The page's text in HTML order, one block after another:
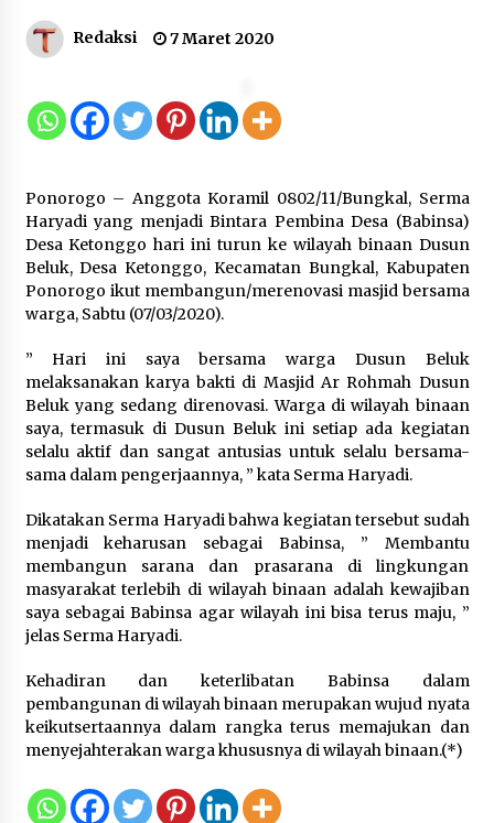
Tigaraksa, Semarakkan HUT RI
7 Agustus 2026
Lapas Banjar Tanam 200 Pohon
Cabai Dukung Program Ketahanan
Pangan
7 Agustus 2026
Terungkap Ada Transisi Panjang
Pengelolaan , Perumdam TKR
Didesak Transparan
7 Agustus 2026
Dorong Angka Partisipasi Sekolah
Terus Meningkat
7 Agustus 2026
Kelompok 83 Laksanakan
Pendampingan Pembuatan Spanduk
Sebagai Upaya Memperkuat
Pemasaran UMKM di Desa Cempaka
6 Agustus 2026
Redaksi 7 Maret 2020
Ponorogo – Anggota Koramil 0802/11/Bungkal, Serma
Haryadi yang menjadi Bintara Pembina Desa (Babinsa)
Desa Ketonggo hari ini turun ke wilayah binaan Dusun
Beluk, Desa Ketonggo, Kecamatan Bungkal, Kabupaten
Ponorogo ikut membangun/merenovasi masjid bersama
warga, Sabtu (07/03/2020).
” Hari ini saya bersama warga Dusun Beluk
melaksanakan karya bakti di Masjid Ar Rohmah Dusun
Beluk yang sedang direnovasi. Warga di wilayah binaan
saya, termasuk di Dusun Beluk ini setiap ada kegiatan
selalu aktif dan sangat antusias untuk selalu bersama-
sama dalam pengerjaannya, ” kata Serma Haryadi.
Dikatakan Serma Haryadi bahwa kegiatan tersebut sudah
menjadi keharusan sebagai Babinsa, ” Membantu
membangun sarana dan prasarana di lingkungan
masyarakat terlebih di wilayah binaan adalah kewajiban
saya sebagai Babinsa agar wilayah ini bisa terus maju, ”
jelas Serma Haryadi.
Kehadiran dan keterlibatan Babinsa dalam
pembangunan di wilayah binaan merupakan wujud nyata
keikutsertaannya dalam rangka terus memajukan dan
menyejahterakan warga khususnya di wilayah binaan.(*)